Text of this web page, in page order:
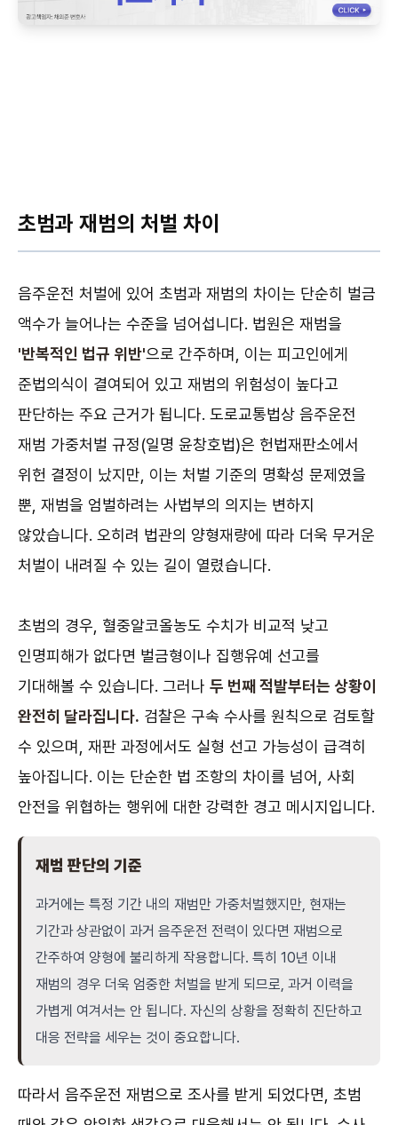
초범과 재범의 처벌 차이
음주운전 처벌에 있어 초범과 재범의 차이는 단순히 벌금
액수가 늘어나는 수준을 넘어섭니다. 법원은 재범을
'반복적인 법규 위반'으로 간주하며, 이는 피고인에게
준법의식이 결여되어 있고 재범의 위험성이 높다고
판단하는 주요 근거가 됩니다. 도로교통법상 음주운전
재범 가중처벌 규정(일명 윤창호법)은 헌법재판소에서
위헌 결정이 났지만, 이는 처벌 기준의 명확성 문제였을
뿐, 재범을 엄벌하려는 사법부의 의지는 변하지
않았습니다. 오히려 법관의 양형재량에 따라 더욱 무거운
처벌이 내려질 수 있는 길이 열렸습니다.
초범의 경우, 혈중알코올농도 수치가 비교적 낮고
인명피해가 없다면 벌금형이나 집행유예 선고를
기대해볼 수 있습니다. 그러나 두 번째 적발부터는 상황이
완전히 달라집니다. 검찰은 구속 수사를 원칙으로 검토할
수 있으며, 재판 과정에서도 실형 선고 가능성이 급격히
높아집니다. 이는 단순한 법 조항의 차이를 넘어, 사회
안전을 위협하는 행위에 대한 강력한 경고 메시지입니다.
재범 판단의 기준
과거에는 특정 기간 내의 재범만 가중처벌했지만, 현재는
기간과 상관없이 과거 음주운전 전력이 있다면 재범으로
간주하여 양형에 불리하게 작용합니다. 특히 10년 이내
재범의 경우 더욱 엄중한 처벌을 받게 되므로, 과거 이력을
가볍게 여겨서는 안 됩니다. 자신의 상황을 정확히 진단하고
대응 전략을 세우는 것이 중요합니다.
따라서 음주운전 재범으로 조사를 받게 되었다면, 초범